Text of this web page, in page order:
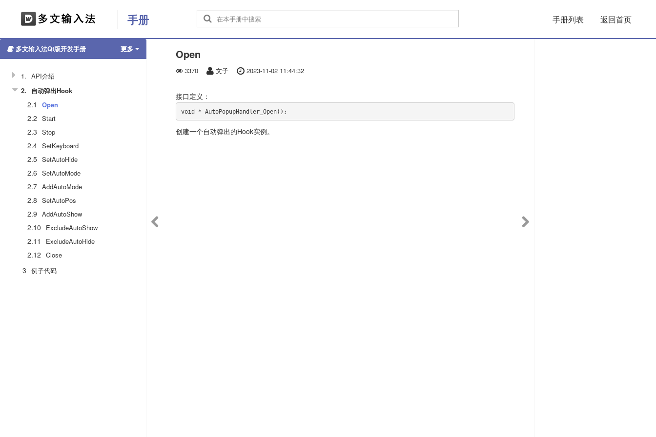
手册 手册列表 返回首页
多文输入法Qt版开发手册 更多
1. API介绍
2.
自动弹出Hook
2.1 Open
2.2 Start
2.3 Stop
2.4 SetKeyboard
2.5 SetAutoHide
2.6 SetAutoMode
2.7 AddAutoMode
2.8 SetAutoPos
2.9 AddAutoShow
2.10 ExcludeAutoShow
2.11 ExcludeAutoHide
2.12 Close
3 例子代码
Open
3370 文子 2023-11-02 11:44:32
接口定义：
void * AutoPopupHandler_Open();
创建一个自动弹出的Hook实例。